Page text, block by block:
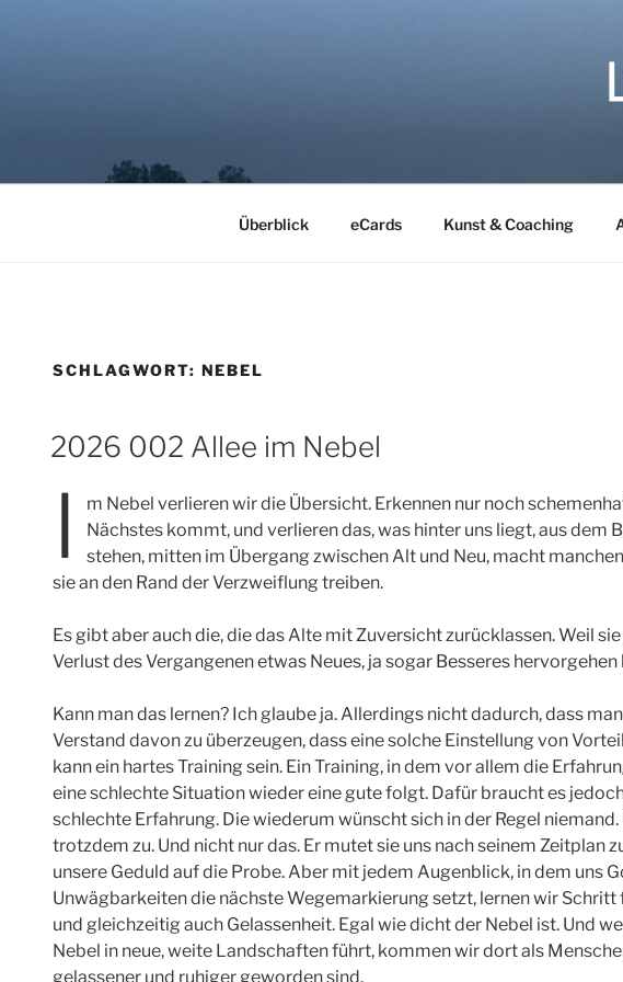
LYRIMAGE
Überblick eCards Kunst & Coaching
SCHLAGWORT: NEBEL
2026 002 Allee im Nebel
I
m Nebel verlieren wir die Übersicht. Erkennen nur noch
Nächstes kommt, und verlieren das, was hinter uns liegt, aus dem
stehen, mitten im Übergang zwischen Alt und Neu, macht
sie an den Rand der Verzweiflung treiben.
Es gibt aber auch die, die das Alte mit Zuversicht zurücklassen. Weil
Verlust des Vergangenen etwas Neues, ja sogar Besseres hervorgehen
Kann man das lernen? Ich glaube ja. Allerdings nicht dadurch, dass
Verstand davon zu überzeugen, dass eine solche Einstellung von
kann ein hartes Training sein. Ein Training, in dem vor allem die
eine schlechte Situation wieder eine gute folgt. Dafür braucht es
schlechte Erfahrung. Die wiederum wünscht sich in der Regel
trotzdem zu. Und nicht nur das. Er mutet sie uns nach seinem Zeitplan
unsere Geduld auf die Probe. Aber mit jedem Augenblick, in dem uns
Unwägbarkeiten die nächste Wegemarkierung setzt, lernen wir
und gleichzeitig auch Gelassenheit. Egal wie dicht der Nebel ist. Und
Nebel in neue, weite Landschaften führt, kommen wir dort als
gelassener und ruhiger geworden sind.